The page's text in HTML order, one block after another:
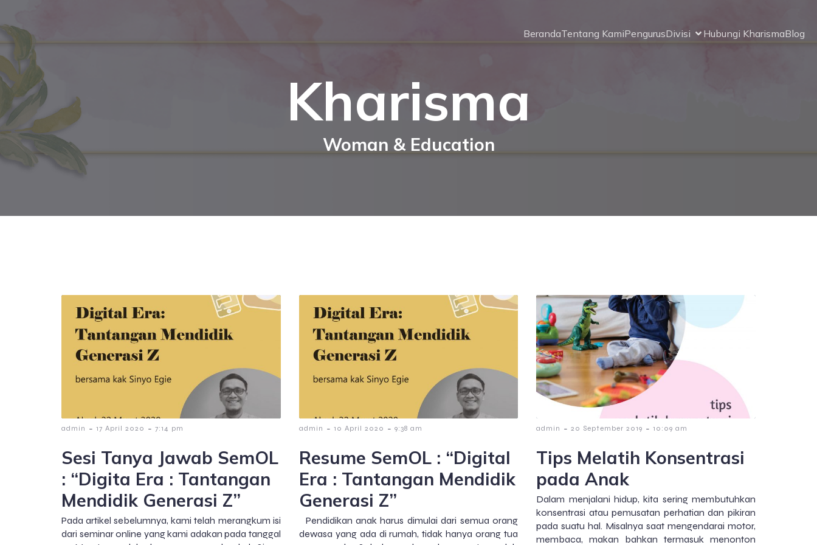
BerandaTentang KamiPengurusDivisi Hubungi KharismaBlog
Kharisma
Woman & Education
admin - 17 April 2020 - 7:14 pm
Sesi Tanya Jawab SemOL
: “Digita Era : Tantangan
Mendidik Generasi Z”
Pada artikel sebelumnya, kami telah merangkum isi
dari seminar online yang kami adakan pada tanggal
admin - 10 April 2020 - 9:38 am
Resume SemOL : “Digital
Era : Tantangan Mendidik
Generasi Z”
Pendidikan anak harus dimulai dari semua orang
dewasa yang ada di rumah, tidak hanya orang tua
admin - 20 September 2019 - 10:09 am
Tips Melatih Konsentrasi
pada Anak
Dalam menjalani hidup, kita sering membutuhkan
konsentrasi atau pemusatan perhatian dan pikiran
pada suatu hal. Misalnya saat mengendarai motor,
membaca, makan bahkan termasuk menonton